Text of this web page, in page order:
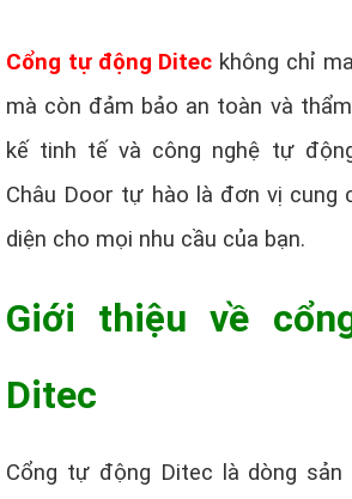
Cổng tự động Ditec không chỉ
mà còn đảm bảo an toàn và
kế tinh tế và công nghệ tự
Châu Door tự hào là đơn vị cung
diện cho mọi nhu cầu của bạn.
Giới thiệu về
Ditec
Cổng tự động Ditec là dòng sản